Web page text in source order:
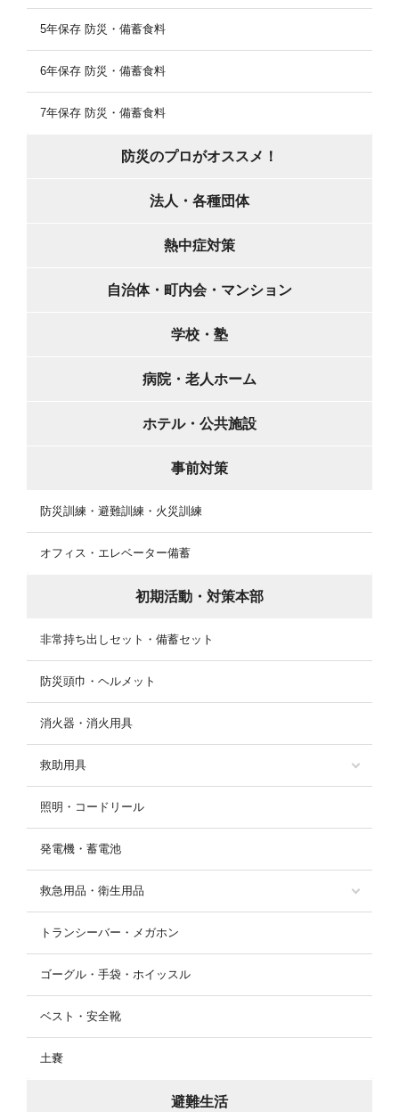
5年保存 防災・備蓄食料
6年保存 防災・備蓄食料
7年保存 防災・備蓄食料
防災のプロがオススメ！
法人・各種団体
熱中症対策
自治体・町内会・マンション
学校・塾
病院・老人ホーム
ホテル・公共施設
事前対策
防災訓練・避難訓練・火災訓練
オフィス・エレベーター備蓄
初期活動・対策本部
非常持ち出しセット・備蓄セット
防災頭巾・ヘルメット
消火器・消火用具
救助用具
照明・コードリール
発電機・蓄電池
救急用品・衛生用品
トランシーバー・メガホン
ゴーグル・手袋・ホイッスル
ベスト・安全靴
土嚢
避難生活